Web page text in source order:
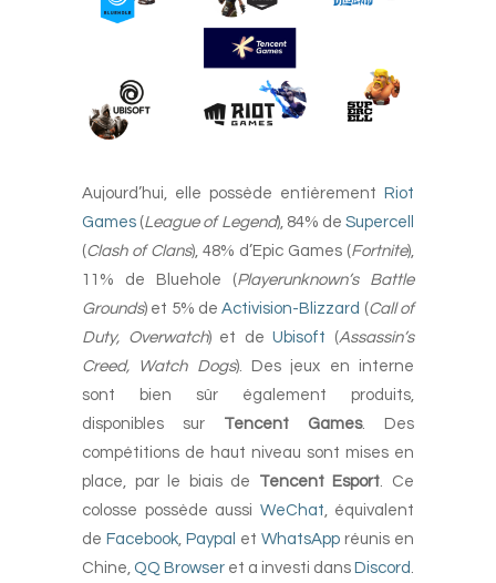
Aujourd’hui, elle possède entièrement
Riot
Games (League of Legend), 84% deSupercell
(Clash of Clans), 48% d’Epic Games (Fortnite),
11% de Bluehole (Playerunknown’s Battle
Grounds) et 5% deActivision-Blizzard (Call of
Duty, Overwatch) et deUbisoft (Assassin’s
Creed, Watch Dogs). Des jeux en interne
sont bien sûr également produits,
disponibles sur Tencent Games. Des
compétitions de haut niveau sont mises en
place, par le biais de Tencent Esport. Ce
colosse possède aussi WeChat, équivalent
de Facebook, Paypal et WhatsApp réunis en
Chine, QQ Browser et a investi dans Discord.